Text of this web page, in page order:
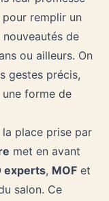
pour remplir un
de
ou ailleurs. On
gestes précis,
forme de
la place prise par
met en avant
experts, MOF et
salon. Ce